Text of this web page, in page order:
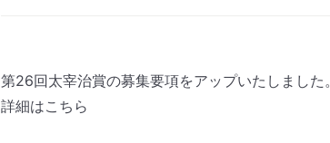
第26回太宰治賞の募集要項をアップいたしました。
詳細はこちら